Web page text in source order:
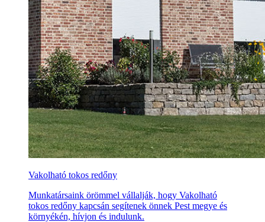
Vakolható tokos redőny
Munkatársaink örömmel vállalják, hogy Vakolható
tokos redőny kapcsán segítenek önnek Pest megye és
környékén, hívjon és indulunk.